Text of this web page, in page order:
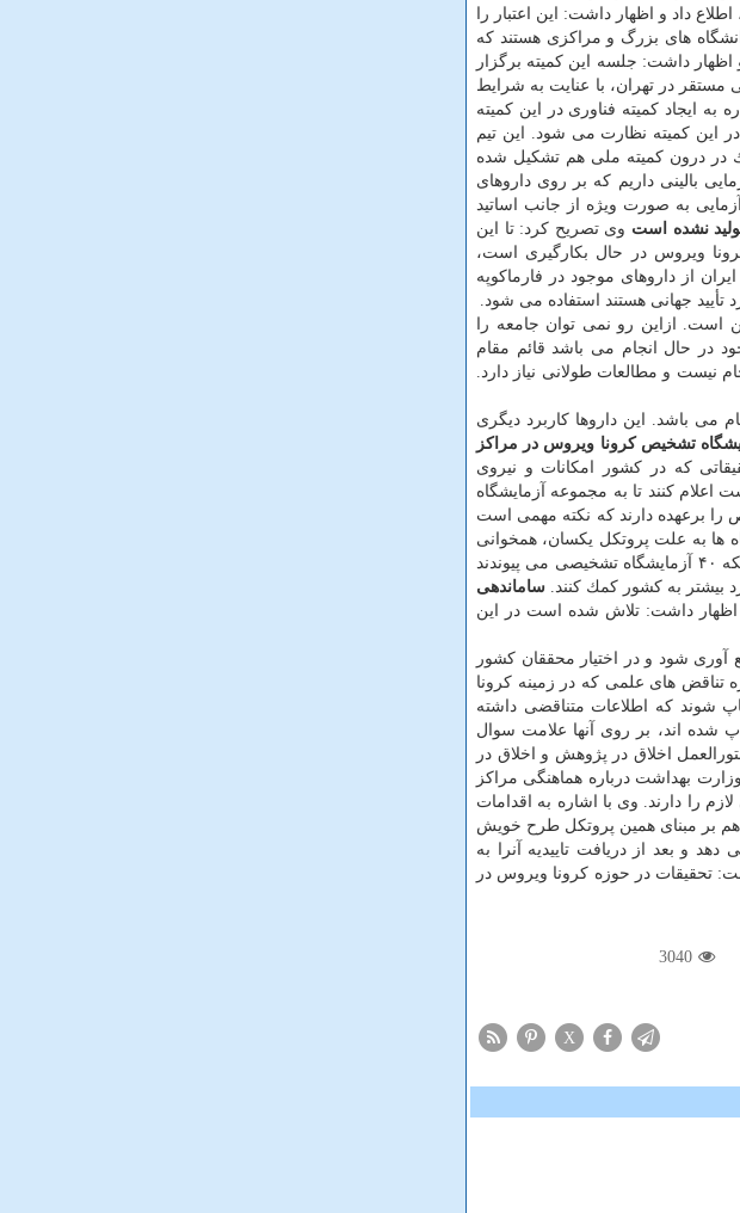
داد و اظهار داشت: این اعتبار را
اند و بیشتر دانشگاه های بزرگ و مراكزی هستند كه
داشت: جلسه این كمیته برگزار
مستقر در تهران، با عنایت به شرایط
به ایجاد كمیته فناوری در این كمیته
این كمیته نظارت می شود. این تیم
در درون كمیته ملی هم تشكیل شده
بالینی داریم كه بر روی داروهای
به صورت ویژه از جانب اساتید
نشده است وی تصریح كرد: تا این
ویروس در حال بكارگیری است،
از داروهای موجود در فارماكوپه
تأیید جهانی هستند استفاده می شود.
است. ازاین رو نمی توان جامعه را
در حال انجام می باشد قائم مقام
نیست و مطالعات طولانی نیاز دارد.
می باشد. این داروها كاربرد دیگری
تشخیص كرونا ویروس در مراكز
كه در كشور امكانات و نیروی
اعلام كنند تا به مجموعه آزمایشگاه
۴۰ آزمایشگاه در كشور كار تشخیص را برعهده دارند كه نكته مهمی است
ها به علت پروتكل یكسان، همخوانی
نزدیكی دارند. وی اظهار داشت: از همین رو این مراكز تحقیقاتی كه پتانسیل لازم را دارند برای آینده به شبكه ۴۰ آزمایشگاه تشخیصی می پیوندند
بیشتر به كشور كمك كنند. ساماندهی
اظهار داشت: تلاش شده است در این
آوری شود و در اختیار محققان كشور
تناقض های علمی كه در زمینه كرونا
شوند كه اطلاعات متناقضی داشته
شده اند، بر روی آنها علامت سوال
اخلاق در پژوهش و اخلاق در
بهداشت درباره هماهنگی مراكز
را دارند. وی با اشاره به اقدامات
هم بر مبنای همین پروتكل طرح خویش
و بعد از دریافت تاییدیه آنرا به
تحقیقات در حوزه كرونا ویروس در
3040
X